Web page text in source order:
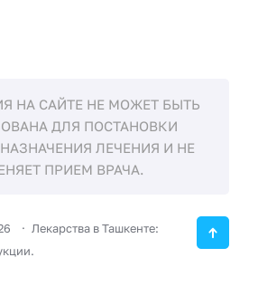
НА САЙТЕ НЕ МОЖЕТ БЫТЬ
ДЛЯ ПОСТАНОВКИ
ЛЕЧЕНИЯ И НЕ
ПРИЕМ ВРАЧА.
Лекарства в Ташкенте: